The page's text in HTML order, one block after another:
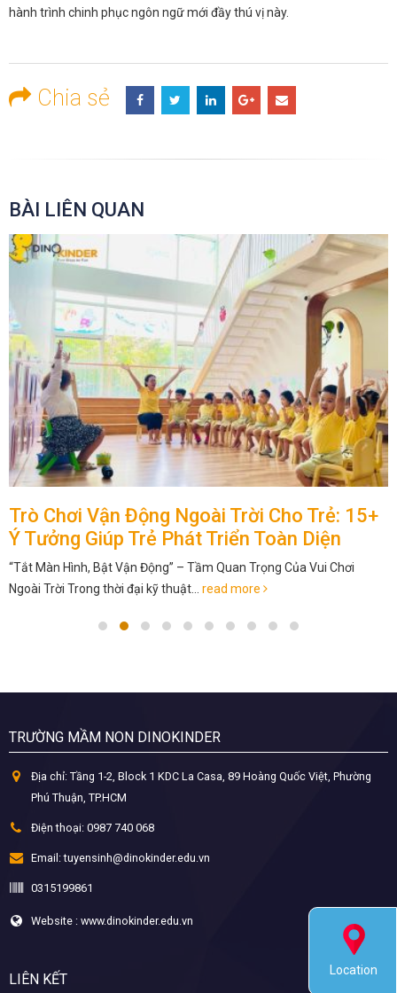
hành trình chinh phục ngôn ngữ mới đầy thú vị này.
Chia sẻ
BÀI LIÊN QUAN
Trò Chơi Vận Động Ngoài Trời Cho Trẻ: 15+
Ý Tưởng Giúp Trẻ Phát Triển Toàn Diện
“Tắt Màn Hình, Bật Vận Động” – Tầm Quan Trọng Của Vui Chơi
Ngoài Trời Trong thời đại kỹ thuật... read more
TRƯỜNG MẦM NON DINOKINDER
Địa chỉ: Tầng 1-2, Block 1 KDC La Casa, 89 Hoàng Quốc Việt, Phường
Phú Thuận, TP.HCM
Điện thoại: 0987 740 068
Email: tuyensinh@dinokinder.edu.vn
0315199861
Website : www.dinokinder.edu.vn
LIÊN KẾT
Location